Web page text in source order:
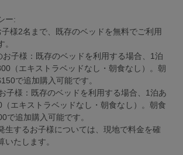
ー:
様2名まで、既存のベッドを無料でご利用
お子様：既存のベッドを利用する場合、1泊
（エキストラベッドなし・朝食なし）。朝
で追加購入可能です。
子様：既存のベッドを利用する場合、1泊あ
エキストラベッドなし・朝食なし）。朝食
で追加購入可能です。
生するお子様については、現地で料金を確
いたします。